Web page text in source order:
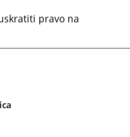
Poseban fokus
sudionika postupka,
i povećanja pravne
je važnost
preporuka sadržanih u
postupku i Kontrolnim
u okviru projekta.
pravo na